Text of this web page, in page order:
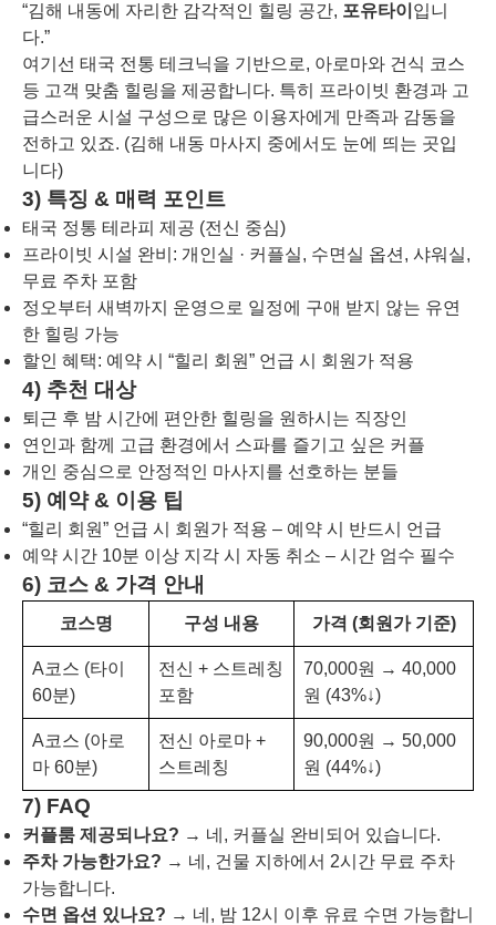
“김해 내동에 자리한 감각적인 힐링 공간, 포유타이 입니
다.”
여기선 태국 전통 테크닉을 기반으로, 아로마와 건식 코스
등 고객 맞춤 힐링을 제공합니다. 특히 프라이빗 환경과 고
급스러운 시설 구성으로 많은 이용자에게 만족과 감동을
전하고 있죠. (김해 내동 마사지 중에서도 눈에 띄는 곳입
니다)
3) 특징 & 매력 포인트
태국 정통 테라피 제공 (전신 중심)
프라이빗 시설 완비: 개인실 · 커플실, 수면실 옵션, 샤워실,
무료 주차 포함
정오부터 새벽까지 운영으로 일정에 구애 받지 않는 유연
한 힐링 가능
할인 혜택: 예약 시 “힐리 회원” 언급 시 회원가 적용
4) 추천 대상
퇴근 후 밤 시간에 편안한 힐링을 원하시는 직장인
연인과 함께 고급 환경에서 스파를 즐기고 싶은 커플
개인 중심으로 안정적인 마사지를 선호하는 분들
5) 예약 & 이용 팁
“힐리 회원” 언급 시 회원가 적용 – 예약 시 반드시 언급
예약 시간 10분 이상 지각 시 자동 취소 – 시간 엄수 필수
6) 코스 & 가격 안내
코스명 구성 내용 가격 (회원가 기준)
A코스 (타이
60분)
전신 + 스트레칭
포함
70,000원 → 40,000
원 (43%↓)
A코스 (아로
마 60분)
전신 아로마 +
스트레칭
90,000원 → 50,000
원 (44%↓)
7) FAQ
커플룸 제공되나요? → 네, 커플실 완비되어 있습니다.
주차 가능한가요? → 네, 건물 지하에서 2시간 무료 주차
가능합니다.
수면 옵션 있나요? → 네, 밤 12시 이후 유료 수면 가능합니